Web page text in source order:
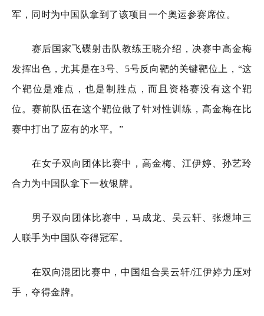
军，同时为中国队拿到了该项目一个奥运参赛席位。
赛后国家飞碟射击队教练王晓介绍，决赛中高金梅
发挥出色，尤其是在3号、5号反向靶的关键靶位上，“这
个靶位是难点，也是制胜点，而且资格赛没有这个靶
位。赛前队伍在这个靶位做了针对性训练，高金梅在比
赛中打出了应有的水平。”
在女子双向团体比赛中，高金梅、江伊婷、孙艺玲
合力为中国队拿下一枚银牌。
男子双向团体比赛中，马成龙、吴云轩、张煜坤三
人联手为中国队夺得冠军。
在双向混团比赛中，中国组合吴云轩/江伊婷力压对
手，夺得金牌。